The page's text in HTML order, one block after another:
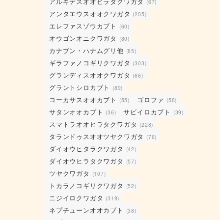
(67)
アンタエウスオオクワガタ (205)
エレファスゾウカブト (60)
オウゴンオニクワガタ (80)
カナブン・ハナムグリ他 (85)
ギラファノコギリクワガタ (303)
グランディスオオクワガタ (66)
グラントシロカブト (89)
コーカサスオオカブト (55) ゴロファ (58)
サタンオオカブト (36) サビイロカブト (39)
スマトラオオヒラタクワガタ (228)
タランドゥスオオツヤクワガタ (76)
ダイオウヒタラクワガタ (42)
ダイオウヒラタクワガタ (57)
ツヤクワガタ (107)
トカラノコギリクワガタ (52)
ニジイロクワガタ (319)
ネプチューンオオカブト (38)